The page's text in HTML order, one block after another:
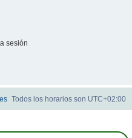
sesión
Todos los horarios son UTC+02:00